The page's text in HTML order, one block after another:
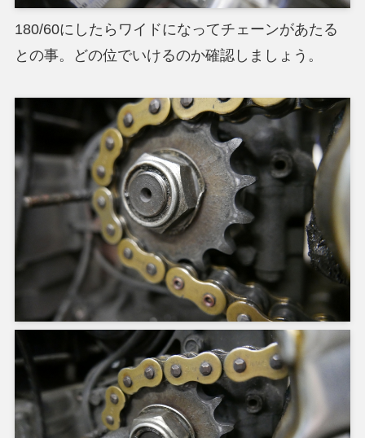
180/60にしたらワイドになってチェーンがあたる
との事。どの位でいけるのか確認しましょう。